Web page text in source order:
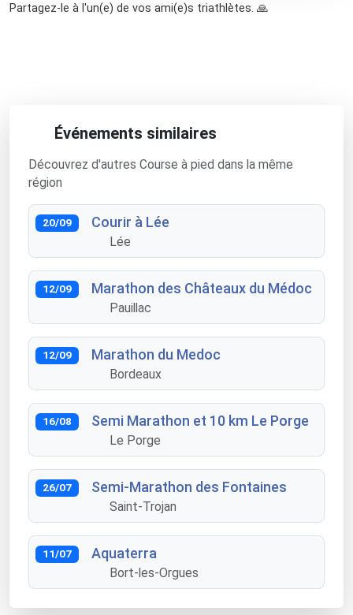
Partagez-le à l'un(e) de vos ami(e)s triathlètes. 🙏
Événements similaires
Découvrez d'autres Course à pied dans la même
région
20/09 Courir à Lée
Lée
12/09 Marathon des Châteaux du Médoc
Pauillac
12/09 Marathon du Medoc
Bordeaux
16/08 Semi Marathon et 10 km Le Porge
Le Porge
26/07 Semi-Marathon des Fontaines
Saint-Trojan
11/07 Aquaterra
Bort-les-Orgues